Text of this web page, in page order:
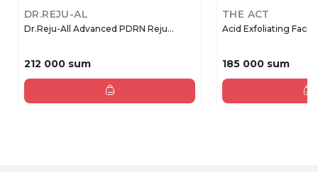
DR.REJU-AL
Dr.Reju-All Advanced PDRN Reju...
212 000 sum
THE ACT
Acid Exfoliating Facial
185 000 sum